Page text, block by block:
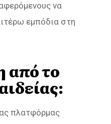
να
εμπόδια στη
από το
πλατφόρμας